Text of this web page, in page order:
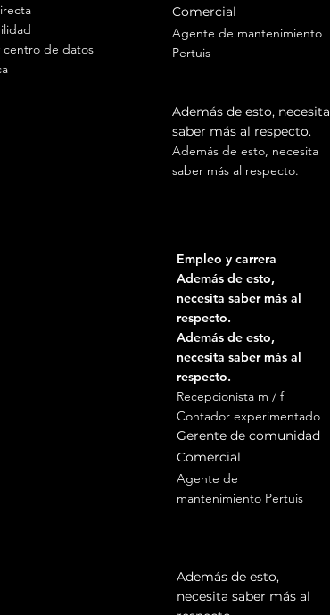
centro de datos
Comercial
Agente de mantenimiento
Pertuis
Además de esto, necesita
saber más al respecto.
Además de esto, necesita
saber más al respecto.
Empleo y carrera
Además de esto,
necesita saber más al
respecto.
Además de esto,
necesita saber más al
respecto.
Recepcionista m / f
Contador experimentado
Gerente de comunidad
Comercial
Agente de
mantenimiento Pertuis
Además de esto,
necesita saber más al
reservados │Condiciones de uso │